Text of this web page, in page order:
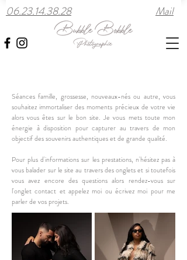
06.23.14.38.28 Mail
Séances famille, grossesse, nouveaux-nés ou autre, vous
souhaitez immortaliser des moments précieux de votre vie
alors vous êtes sur le bon site. Je vous mets toute mon
énergie à disposition pour capturer au travers de mon
objectif des souvenirs authentiques et de grande qualité.
Pour plus d'informations sur les prestations, n'hésitez pas à
vous balader sur le site au travers des onglets et si toutefois
vous avez encore des questions alors rendez-vous sur
l'onglet contact et appelez moi ou écrivez moi pour me
parler de vos projets.